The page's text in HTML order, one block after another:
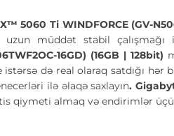
5060 Ti WINDFORCE (GV-
uzun müddət stabil
16GD) (16GB | 128bit)
istərsə də real olaraq satdığı
ilə əlaqə saxlayın.
qiymeti almaq və endirimlər